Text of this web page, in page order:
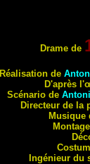
Drame de
Réalisation de
D'après
Scénario de
Directeur de la
Musique
Ingénieur du